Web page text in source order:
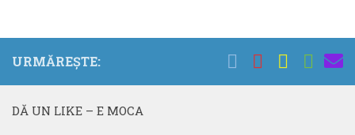
URMĂREȘTE:
DĂ UN LIKE – E MOCA